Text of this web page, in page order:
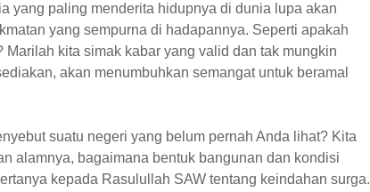
yang paling menderita hidupnya di dunia lupa akan
yang sempurna di hadapannya. Seperti apakah
kita simak kabar yang valid dan tak mungkin
akan menumbuhkan semangat untuk beramal
suatu negeri yang belum pernah Anda lihat? Kita
alamnya, bagaimana bentuk bangunan dan kondisi
kepada Rasulullah SAW tentang keindahan surga.